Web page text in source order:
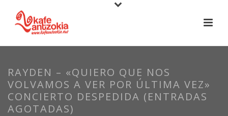
RAYDEN – «QUIERO QUE NOS
VOLVAMOS A VER POR ÚLTIMA VEZ»
CONCIERTO DESPEDIDA (ENTRADAS
AGOTADAS)